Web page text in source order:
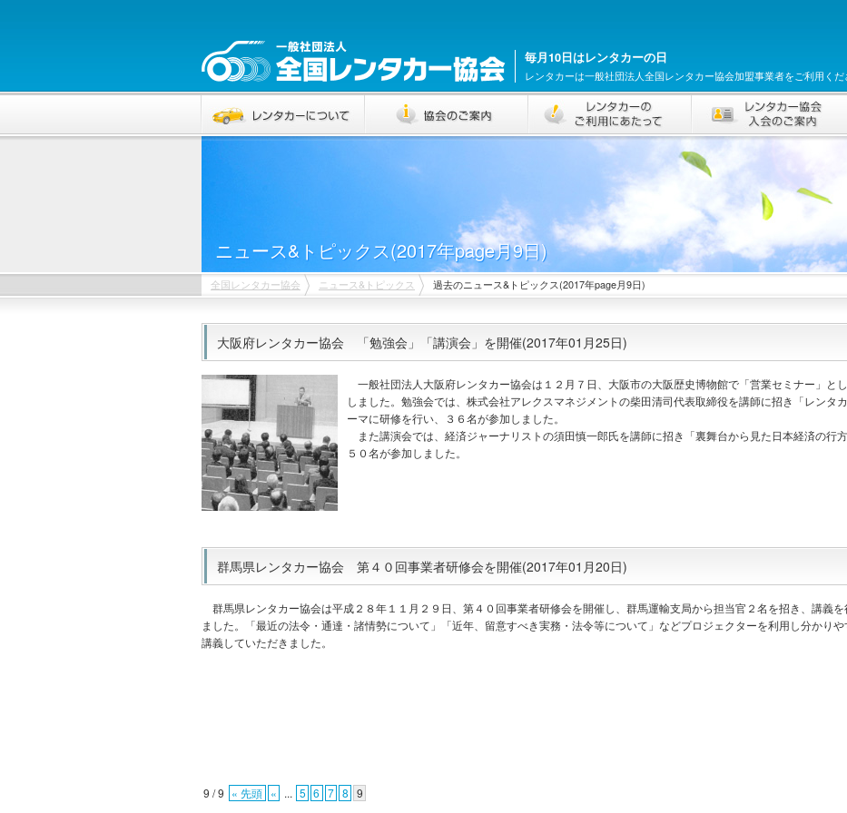
毎月10日はレンタカーの日
レンタカーは一般社団法人全国レンタカー協会加盟事業者をご利用くだ
ニュース&トピックス(2017年page月9日)
全国レンタカー協会 ニュース&トピックス 過去のニュース&トピックス(2017年page月9日)
大阪府レンタカー協会 「勉強会」「講演会」を開催(2017年01月25日)
一般社団法人大阪府レンタカー協会は１２月７日、大阪市の大阪歴史博物館で「営業セミナー」と
しました。勉強会では、株式会社アレクスマネジメントの柴田清司代表取締役を講師に招き「レンタ
ーマに研修を行い、３６名が参加しました。
また講演会では、経済ジャーナリストの須田慎一郎氏を講師に招き「裏舞台から見た日本経済の行
５０名が参加しました。
群馬県レンタカー協会 第４０回事業者研修会を開催(2017年01月20日)
群馬県レンタカー協会は平成２８年１１月２９日、第４０回事業者研修会を開催し、群馬運輸支局から担当官２名を招き、講義を
ました。「最近の法令・通達・諸情勢について」「近年、留意すべき実務・法令等について」などプロジェクターを利用し分かりや
講義していただきました。
9 / 9 « 先頭 « ... 5 6 7 8 9